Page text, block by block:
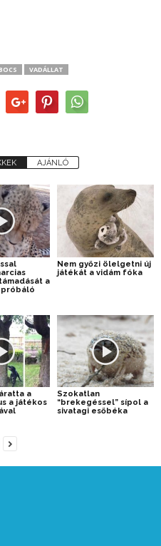
VADÁLLAT
AJÁNLÓ
a
Nem győzi ölelgetni új
játékát a vidám fóka
a
a játékos
Szokatlan
“brekegéssel” sípol a
sivatagi esőbéka